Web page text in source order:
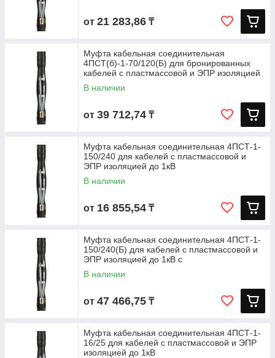
от 21 283,86 ₸
Муфта кабельная соединительная
4ПСТ(б)-1-70/120(Б) для бронированных
кабелей с пластмассовой и ЭПР изоляцией
В наличии
от 39 712,74 ₸
Муфта кабельная соединительная 4ПСТ-1-
150/240 для кабелей с пластмассовой и
ЭПР изоляцией до 1кВ
В наличии
от 16 855,54 ₸
Муфта кабельная соединительная 4ПСТ-1-
150/240(Б) для кабелей с пластмассовой и
ЭПР изоляцией до 1кВ с
В наличии
от 47 466,75 ₸
Муфта кабельная соединительная 4ПСТ-1-
16/25 для кабелей с пластмассовой и ЭПР
изоляцией до 1кВ